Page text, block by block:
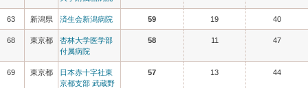
63 新潟県 済生会新潟病院 59 19 40
68 東京都
杏林大学医学部
付属病院
58 11 47
69 東京都
日本赤十字社東
京都支部 武蔵野
57 13 44